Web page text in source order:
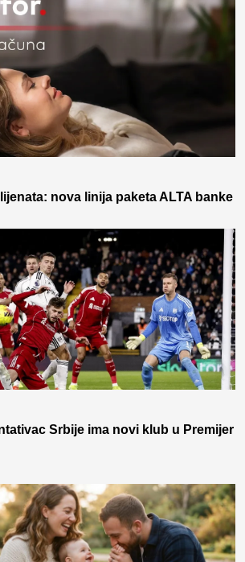
nova linija paketa ALTA banke
Srbije ima novi klub u Premijer